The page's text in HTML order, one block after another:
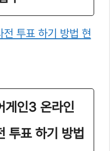
투표 하기 방법 현
게인3 온라인
투표 하기 방법